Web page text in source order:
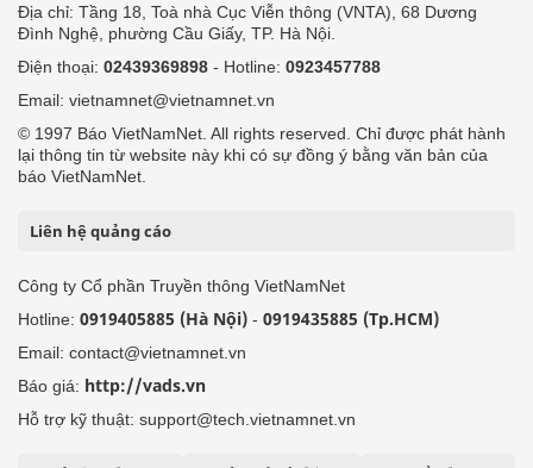
Địa chỉ: Tầng 18, Toà nhà Cục Viễn thông (VNTA), 68 Dương
Đình Nghệ, phường Cầu Giấy, TP. Hà Nội.
Điện thoại: 02439369898 - Hotline: 0923457788
Email: vietnamnet@vietnamnet.vn
© 1997 Báo VietNamNet. All rights reserved. Chỉ được phát hành
lại thông tin từ website này khi có sự đồng ý bằng văn bản của
báo VietNamNet.
Liên hệ quảng cáo
Công ty Cổ phần Truyền thông VietNamNet
Hotline: 0919405885 (Hà Nội) - 0919435885 (Tp.HCM)
Email: contact@vietnamnet.vn
Báo giá: http://vads.vn
Hỗ trợ kỹ thuật: support@tech.vietnamnet.vn